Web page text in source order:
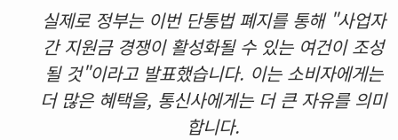
실제로 정부는 이번 단통법 폐지를 통해 "사업자
간 지원금 경쟁이 활성화될 수 있는 여건이 조성
될 것"이라고 발표했습니다. 이는 소비자에게는
더 많은 혜택을, 통신사에게는 더 큰 자유를 의미
합니다.